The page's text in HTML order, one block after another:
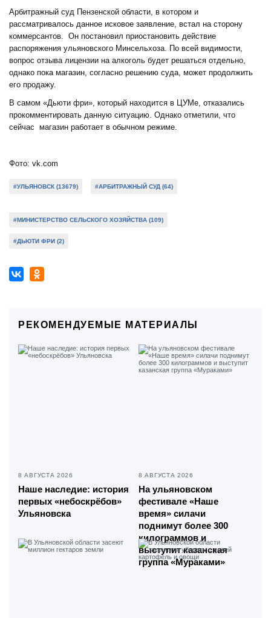
Арбитражный суд Пензенской области, в котором и
рассматривалось данное исковое заявление, встал на сторону
коммерсантов. Он постановил приостановить действие
распоряжения ульяновского Минсельхоза. По всей видимости,
вопрос отзыва лицензии на алкоголь будет решаться отдельно,
однако пока магазин, согласно решению суда, может продолжить
его продажу.
В самом «Дьюти фри», который находится в ЦУМе, отказались
прокомментировать данную ситуацию. Однако отметили, что
сейчас магазин работает в обычном режиме.
Фото: vk.com
#УЛЬЯНОВСК (13679) #АРБИТРАЖНЫЙ СУД (64)
#МИНИСТЕРСТВО СЕЛЬСКОГО ХОЗЯЙСТВА (109)
#ДЬЮТИ ФРИ (2)
РЕКОМЕНДУЕМЫЕ МАТЕРИАЛЫ
8 АВГУСТА 2026
Наше наследие: история
первых «небоскрёбов»
Ульяновска
8 АВГУСТА 2026
На ульяновском
фестивале «Наше
время» силачи
поднимут более 300
килограммов и
выступит казанская
группа «Мураками»